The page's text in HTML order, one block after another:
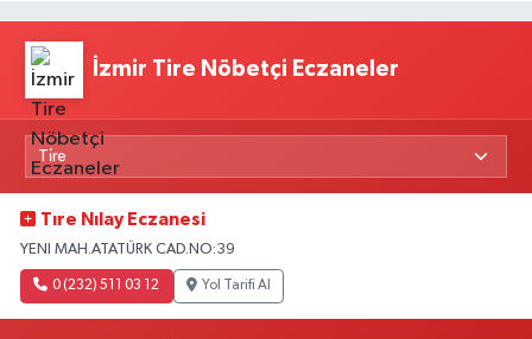
İzmir Tire Nöbetçi Eczaneler
Tıre Nılay Eczanesi
YENI MAH.ATATÜRK CAD.NO:39
0 (232) 511 03 12 Yol Tarifi Al